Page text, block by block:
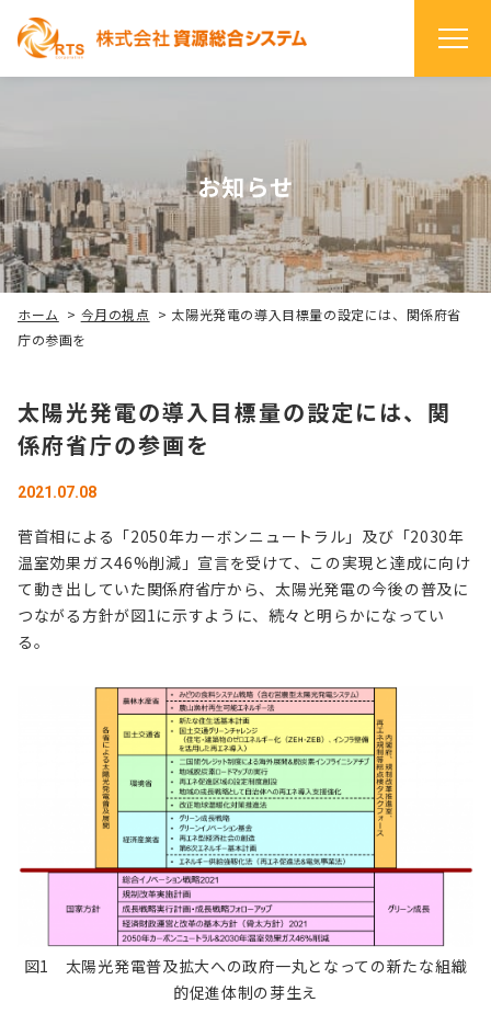
お知らせ
ホーム > 今月の視点 > 太陽光発電の導入目標量の設定には、関係府省
庁の参画を
太陽光発電の導入目標量の設定には、関
係府省庁の参画を
2021.07.08
菅首相による「2050年カーボンニュートラル」及び「2030年
温室効果ガス46%削減」宣言を受けて、この実現と達成に向け
て動き出していた関係府省庁から、太陽光発電の今後の普及に
つながる方針が図1に示すように、続々と明らかになってい
る。
図1 太陽光発電普及拡大への政府一丸となっての新たな組織
的促進体制の芽生え